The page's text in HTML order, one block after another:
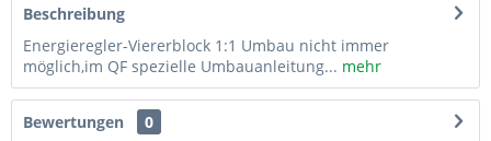
Beschreibung
Energieregler-Viererblock 1:1 Umbau nicht immer
möglich,im QF spezielle Umbauanleitung... mehr
Bewertungen
0